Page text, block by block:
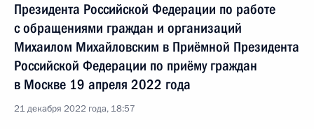
Президента Российской Федерации по работе
с обращениями граждан и организаций
Михаилом Михайловским в Приёмной Президента
Российской Федерации по приёму граждан
в Москве 19 апреля 2022 года
21 декабря 2022 года, 18:57